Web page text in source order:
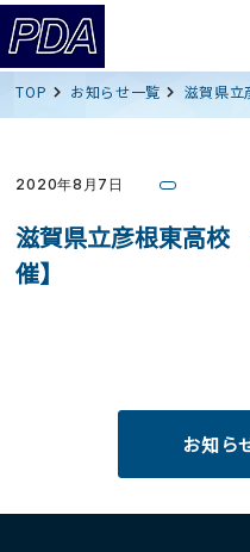
TOP お知らせ一覧 滋賀県
2020年8月7日
滋賀県立彦根東高校
催】
お知ら